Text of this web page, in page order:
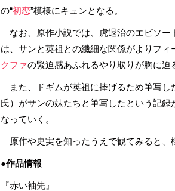
の“初恋”模様にキュンとなる。
なお、原作小説では、虎退治のエピソー
は、サンと英祖との繊細な関係がよりフィ
クファの緊迫感あふれるやり取りが胸に迫
また、ドギムが英祖に捧げるため筆写し
氏）がサンの妹たちと筆写したという記
なっていく。
原作や史実を知ったうえで観てみると、
●作品情報
『赤い袖先』